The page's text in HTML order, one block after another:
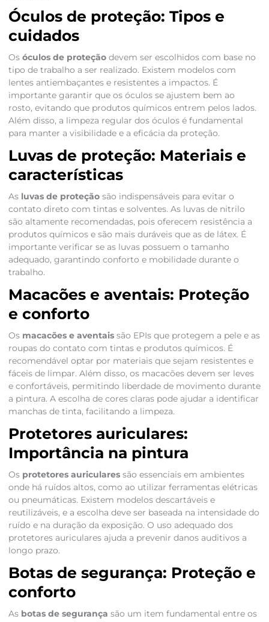
Óculos de proteção: Tipos e
cuidados
Os óculos de proteçãodevem ser escolhidos com base no
tipo de trabalho a ser realizado. Existem modelos com
lentes antiembaçantes e resistentes a impactos. É
importante garantir que os óculos se ajustem bem ao
rosto, evitando que produtos químicos entrem pelos lados.
Além disso, a limpeza regular dos óculos é fundamental
para manter a visibilidade e a eficácia da proteção.
Luvas de proteção: Materiais e
características
As luvas de proteçãosão indispensáveis para evitar o
contato direto com tintas e solventes. As luvas de nitrilo
são altamente recomendadas, pois oferecem resistência a
produtos químicos e são mais duráveis que as de látex. É
importante verificar se as luvas possuem o tamanho
adequado, garantindo conforto e mobilidade durante o
trabalho.
Macacões e aventais: Proteção
e conforto
Os macacões e aventaissão EPIs que protegem a pele e as
roupas do contato com tintas e produtos químicos. É
recomendável optar por materiais que sejam resistentes e
fáceis de limpar. Além disso, os macacões devem ser leves
e confortáveis, permitindo liberdade de movimento durante
a pintura. A escolha de cores claras pode ajudar a identificar
manchas de tinta, facilitando a limpeza.
Protetores auriculares:
Importância na pintura
Os protetores auricularessão essenciais em ambientes
onde há ruídos altos, como ao utilizar ferramentas elétricas
ou pneumáticas. Existem modelos descartáveis e
reutilizáveis, e a escolha deve ser baseada na intensidade do
ruído e na duração da exposição. O uso adequado dos
protetores auriculares ajuda a prevenir danos auditivos a
longo prazo.
Botas de segurança: Proteção e
conforto
As botas de segurança são um item fundamental entre os